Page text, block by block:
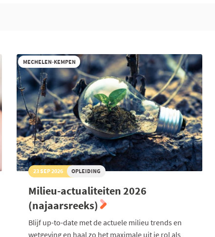
MECHELEN-KEMPEN
23 SEP 2026 OPLEIDING
Milieu-actualiteiten 2026
(najaarsreeks)
Blijf up-to-date met de actuele milieu trends en
wetgeving en haal zo het maximale uit je rol als